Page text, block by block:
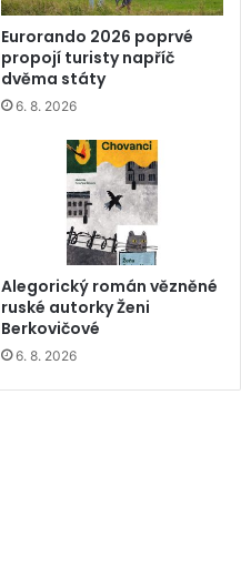
Eurorando 2026 poprvé
propojí turisty napříč
dvěma státy
6. 8. 2026
Alegorický román vězněné
ruské autorky Ženi
Berkovičové
6. 8. 2026